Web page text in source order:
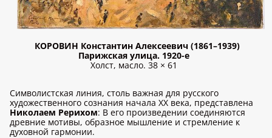
КОРОВИН Константин Алексеевич (1861–1939)
Парижская улица. 1920-е
Холст, масло. 38 × 61
Символистская линия, столь важная для русского
художественного сознания начала ХХ века, представлена
Николаем Рерихом: В его произведении соединяются
древние мотивы, образное мышление и стремление к
духовной гармонии.